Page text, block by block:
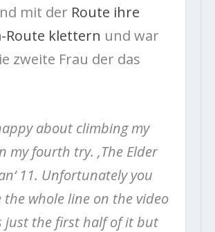
mit der Route ihre
Route klettern und war
zweite Frau der das
about climbing my
my fourth try. ‚The Elder
11. Unfortunately you
the whole line on the video
just the first half of it but